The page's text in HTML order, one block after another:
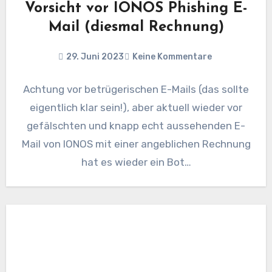
Vorsicht vor IONOS Phishing E-
Mail (diesmal Rechnung)
29. Juni 2023 Keine Kommentare
Achtung vor betrügerischen E-Mails (das sollte
eigentlich klar sein!), aber aktuell wieder vor
gefälschten und knapp echt aussehenden E-
Mail von IONOS mit einer angeblichen Rechnung
hat es wieder ein Bot…